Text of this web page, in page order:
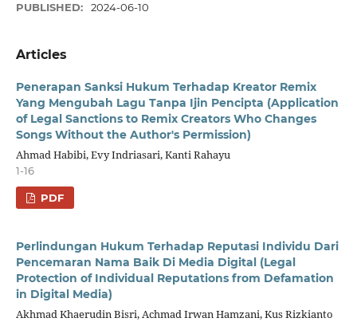
PUBLISHED: 2024-06-10
Articles
Penerapan Sanksi Hukum Terhadap Kreator Remix
Yang Mengubah Lagu Tanpa Ijin Pencipta (Application
of Legal Sanctions to Remix Creators Who Changes
Songs Without the Author's Permission)
Ahmad Habibi, Evy Indriasari, Kanti Rahayu
1-16
PDF
Perlindungan Hukum Terhadap Reputasi Individu Dari
Pencemaran Nama Baik Di Media Digital (Legal
Protection of Individual Reputations from Defamation
in Digital Media)
Akhmad Khaerudin Bisri, Achmad Irwan Hamzani, Kus Rizkianto